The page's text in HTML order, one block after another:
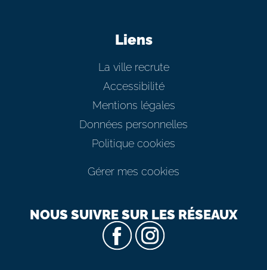
Liens
La ville recrute
Accessibilité
Mentions légales
Données personnelles
Politique cookies
Gérer mes cookies
NOUS SUIVRE SUR LES RÉSEAUX